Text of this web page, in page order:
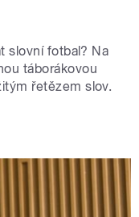
slovní fotbal? Na
táborákovou
řetězem slov.